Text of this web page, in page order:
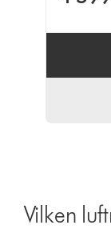
från
Vilken